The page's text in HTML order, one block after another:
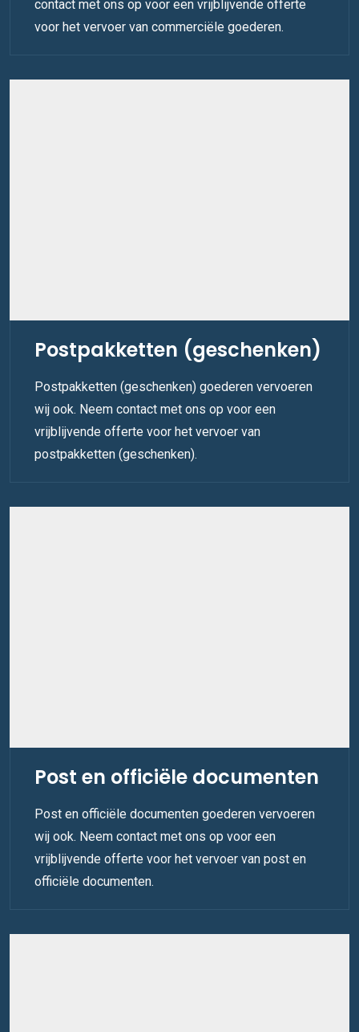
contact met ons op voor een vrijblijvende offerte
voor het vervoer van commerciële goederen.
Postpakketten (geschenken)
Postpakketten (geschenken) goederen vervoeren
wij ook. Neem contact met ons op voor een
vrijblijvende offerte voor het vervoer van
postpakketten (geschenken).
Post en officiële documenten
Post en officiële documenten goederen vervoeren
wij ook. Neem contact met ons op voor een
vrijblijvende offerte voor het vervoer van post en
officiële documenten.